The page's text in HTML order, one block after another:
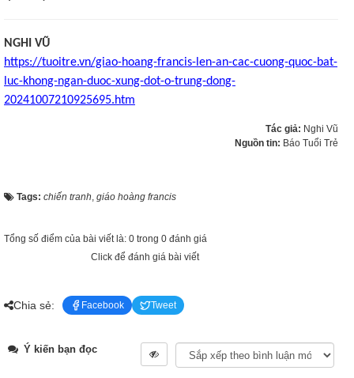
NGHI VŨ
https://tuoitre.vn/giao-hoang-francis-len-an-cac-cuong-quoc-bat-
luc-khong-ngan-duoc-xung-dot-o-trung-dong-
20241007210925695.htm
Tác giả: Nghi Vũ
Nguồn tin: Báo Tuổi Trẻ
Tags: chiến tranh, giáo hoàng francis
Tổng số điểm của bài viết là: 0 trong 0 đánh giá
Click để đánh giá bài viết
Chia sẻ: Facebook Tweet
Ý kiến bạn đọc